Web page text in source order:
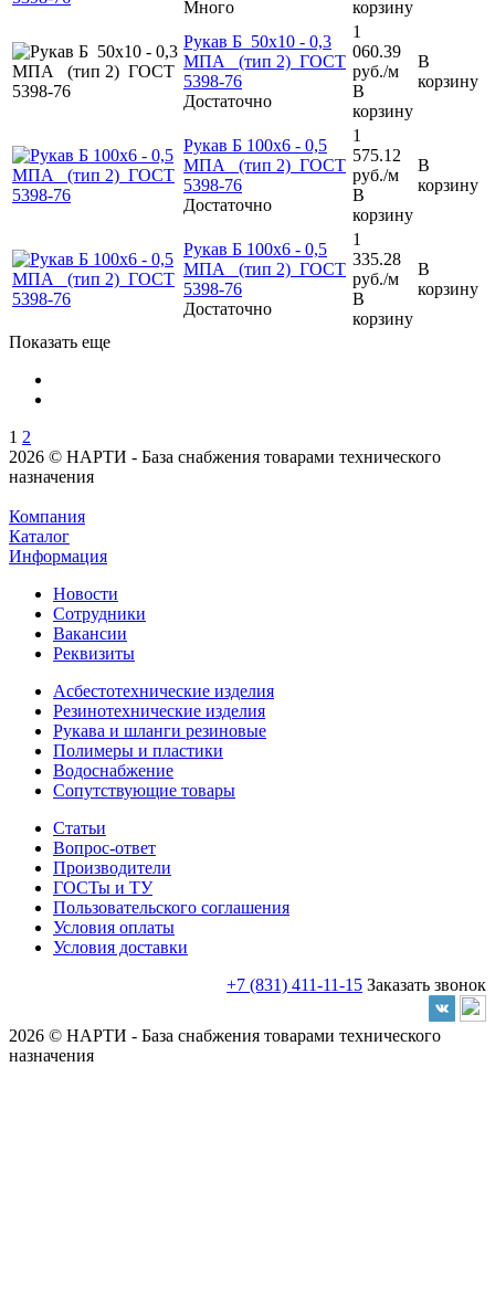
Много
корзину
Рукав Б 50х10 - 0,3
МПА (тип 2) ГОСТ
5398-76
Достаточно
1
060.39
руб./м
В
корзину
В
корзину
Рукав Б 100х6 - 0,5
МПА (тип 2) ГОСТ
5398-76
Достаточно
1
575.12
руб./м
В
корзину
В
корзину
Рукав Б 100х6 - 0,5
МПА (тип 2) ГОСТ
5398-76
Достаточно
1
335.28
руб./м
В
корзину
В
корзину
Показать еще
1 2
2026 © НАРТИ - База снабжения товарами технического
назначения
Компания
Каталог
Информация
Новости
Сотрудники
Вакансии
Реквизиты
Асбестотехнические изделия
Резинотехнические изделия
Рукава и шланги резиновые
Полимеры и пластики
Водоснабжение
Сопутствующие товары
Статьи
Вопрос-ответ
Производители
ГОСТы и ТУ
Пользовательского соглашения
Условия оплаты
Условия доставки
+7 (831) 411-11-15 Заказать звонок
2026 © НАРТИ - База снабжения товарами технического
назначения